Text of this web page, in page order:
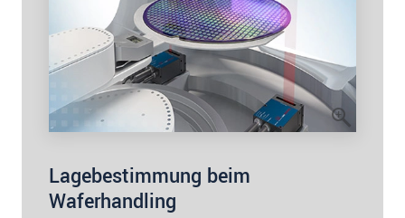
Lagebestimmung beim
Waferhandling